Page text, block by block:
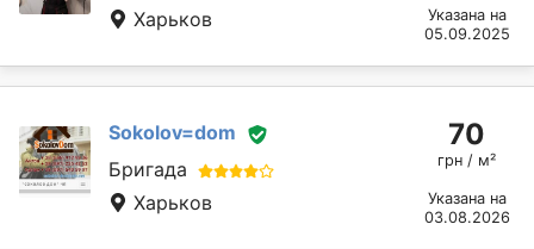
Харьков
Указана на
05.09.2025
Sokolov=dom
Бригада
Харьков
70
грн / м²
Указана на
03.08.2026